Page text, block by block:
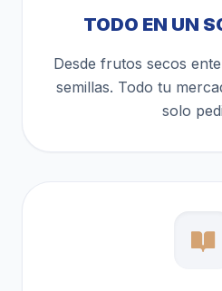
TODO EN UN
Desde frutos secos
semillas. Todo tu
solo